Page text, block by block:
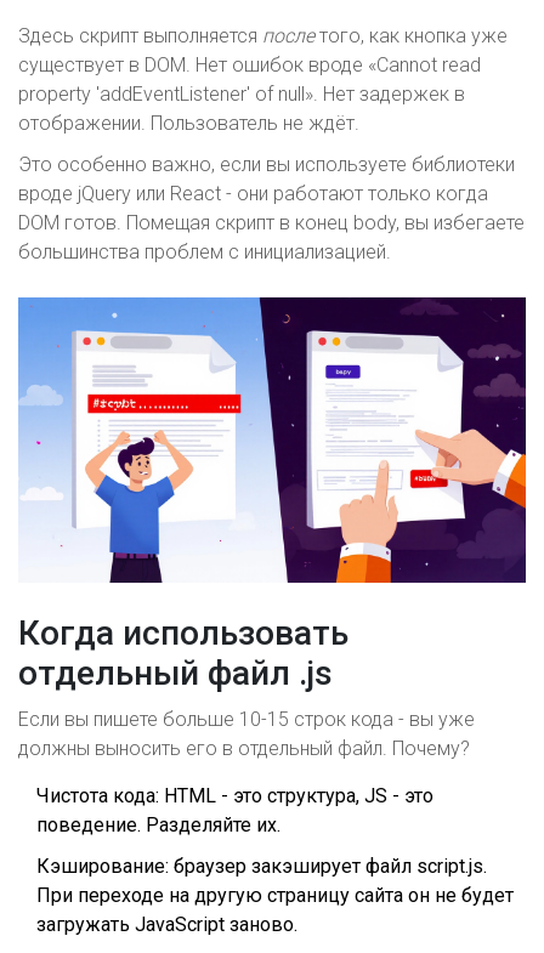
Здесь скрипт выполняется послетого, как кнопка уже
существует в DOM. Нет ошибок вроде «Cannot read
property 'addEventListener' of null». Нет задержек в
отображении. Пользователь не ждёт.
Это особенно важно, если вы используете библиотеки
вроде jQuery или React - они работают только когда
DOM готов. Помещая скрипт в конец body, вы избегаете
большинства проблем с инициализацией.
Когда использовать
отдельный файл .js
Если вы пишете больше 10-15 строк кода - вы уже
должны выносить его в отдельный файл. Почему?
Чистота кода: HTML - это структура, JS - это
поведение. Разделяйте их.
Кэширование: браузер закэширует файл script.js.
При переходе на другую страницу сайта он не будет
загружать JavaScript заново.